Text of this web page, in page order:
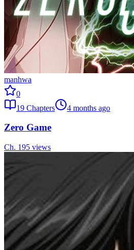
manhwa
0
19 Chapters 4 months ago
Zero Game
Ch. 195 views